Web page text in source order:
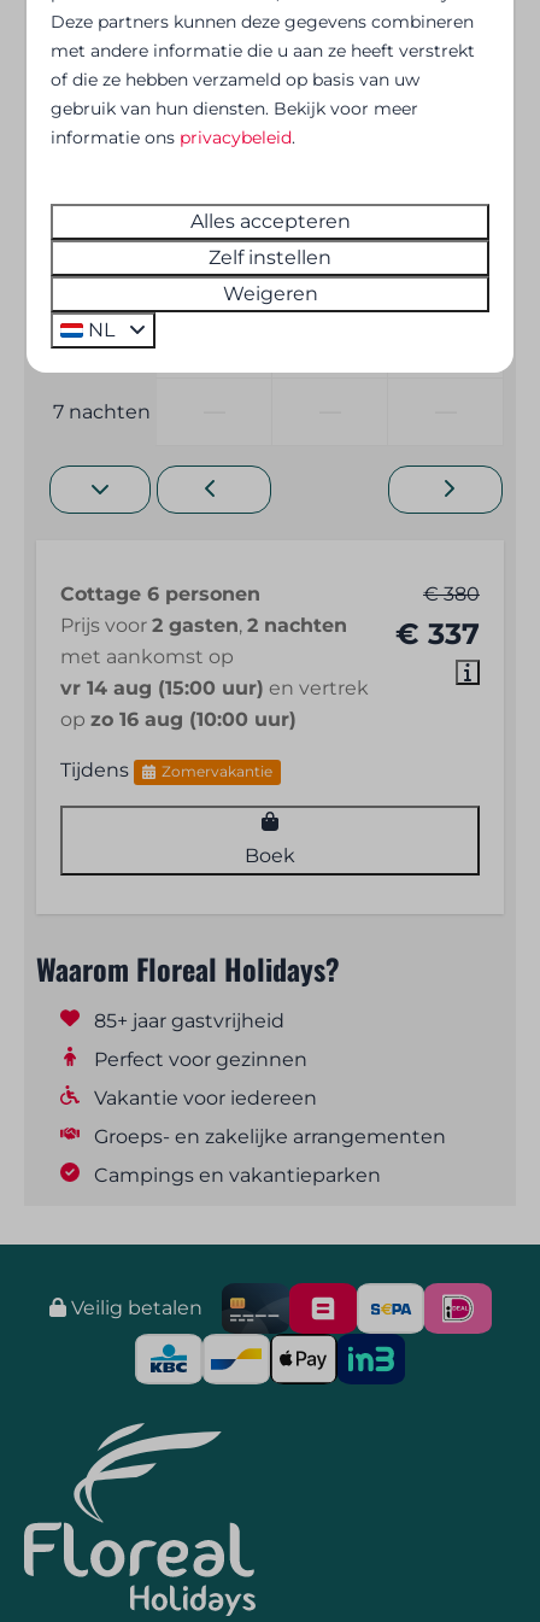
—
2 nachten — € 337 € 294
3 nachten —
4 nachten — — —
5 nachten — — —
6 nachten
7 nachten
€ 380
€ 337
Cottage 6 personen
Prijs voor 2 gasten, 2 nachten
met aankomst op
vr 14 aug (15:00 uur) en vertrek
op zo 16 aug (10:00 uur)
Tijdens Zomervakantie
Boek
Waarom Floreal Holidays?
85+ jaar gastvrijheid
Perfect voor gezinnen
Vakantie voor iedereen
Groeps- en zakelijke arrangementen
Campings en vakantieparken
Veilig betalen
Deze partners kunnen deze gegevens combineren
met andere informatie die u aan ze heeft verstrekt
of die ze hebben verzameld op basis van uw
gebruik van hun diensten. Bekijk voor meer
informatie ons privacybeleid.
Alles accepteren
Zelf instellen
Weigeren
NL